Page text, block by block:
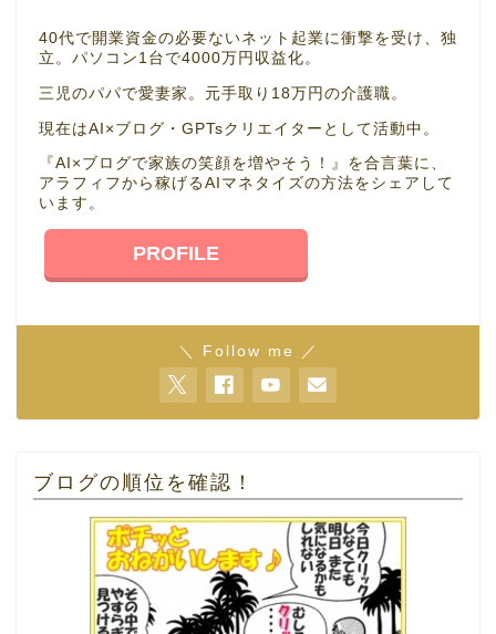
40代で開業資金の必要ないネット起業に衝撃を受け、独
立。パソコン1台で4000万円収益化。
三児のパパで愛妻家。元手取り18万円の介護職。
現在はAI×ブログ・GPTsクリエイターとして活動中。
『AI×ブログで家族の笑顔を増やそう！』を合言葉に、
アラフィフから稼げるAIマネタイズの方法をシェアして
います。
PROFILE
＼ Follow me ／
ブログの順位を確認！